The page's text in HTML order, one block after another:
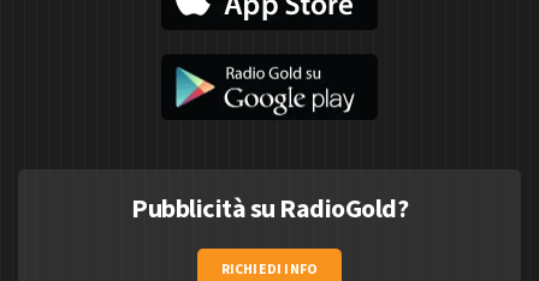
Pubblicità su RadioGold?
RICHIEDI INFO